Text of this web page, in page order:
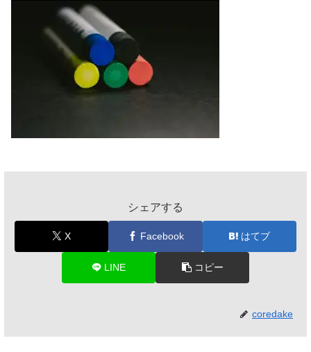
シェアする
X Facebook はてブ
LINE コピー
coredake